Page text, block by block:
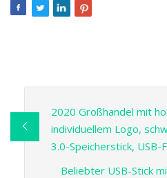
2020 Großhandel mit
individuellem Logo,
3.0-Speicherstick, USB-
Beliebter USB-Stick